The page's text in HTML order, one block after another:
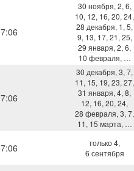
30 ноября, 2, 6,
10, 12, 16, 20, 24,
28 декабря, 1, 5,
9, 13, 17, 21, 25,
29 января, 2, 6,
10 февраля, …
30 декабря, 3, 7,
11, 15, 19, 23, 27,
31 января, 4, 8,
12, 16, 20, 24,
28 февраля, 3, 7,
11, 15 марта, …
только 4,
6 сентября